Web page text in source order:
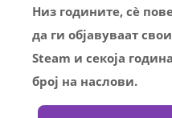
Низ годините, сè
да ги објавуваат
Steam и секоја
број на наслови.